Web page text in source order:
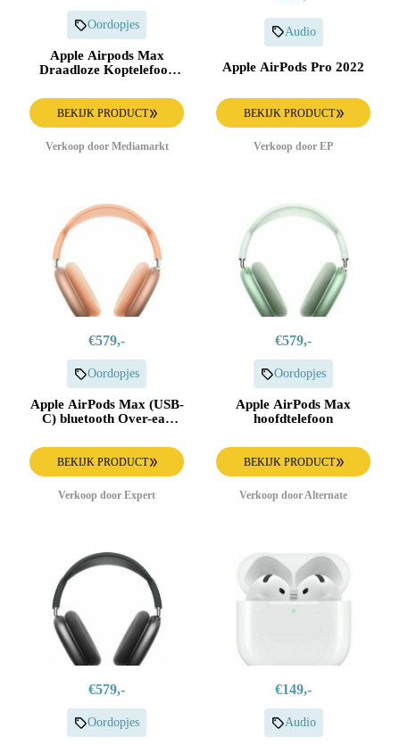
Oordopjes
Apple Airpods Max
Draadloze Koptelefoon
BEKIJK PRODUCT
Verkoop door Mediamarkt
Audio
Apple AirPods Pro 2022
BEKIJK PRODUCT
Verkoop door EP
€579,-
Oordopjes
Apple AirPods Max (USB-
C) bluetooth Over-ear
BEKIJK PRODUCT
Verkoop door Expert
€579,-
Oordopjes
Apple AirPods Max
hoofdtelefoon
BEKIJK PRODUCT
Verkoop door Alternate
€579,-
Oordopjes
€149,-
Audio